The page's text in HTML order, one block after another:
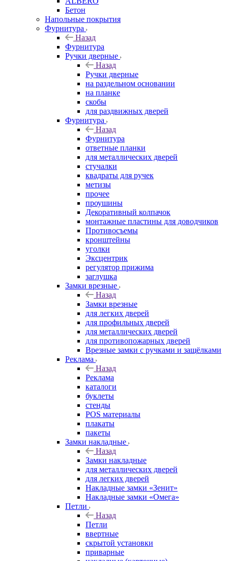
Бетон
Напольные покрытия
Фурнитура
Назад
Фурнитура
Ручки дверные
Назад
Ручки дверные
на раздельном основании
на планке
скобы
для раздвижных дверей
Фурнитура
Назад
Фурнитура
ответные планки
для металлических дверей
стучалки
квадраты для ручек
метизы
прочее
проушины
Декоративный колпачок
монтажные пластины для доводчиков
Противосъемы
кронштейны
уголки
Эксцентрик
регулятор прижима
заглушка
Замки врезные
Назад
Замки врезные
для легких дверей
для профильных дверей
для металлических дверей
для противопожарных дверей
Врезные замки с ручками и защёлками
Реклама
Назад
Реклама
каталоги
буклеты
стенды
POS материалы
плакаты
пакеты
Замки накладные
Назад
Замки накладные
для металлических дверей
для легких дверей
Накладные замки «Зенит»
Накладные замки «Омега»
Петли
Назад
Петли
ввертные
скрытой установки
приварные